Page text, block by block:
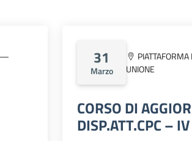
31
Marzo
UNIONE
CORSO DI
DISP.ATT.CPC –